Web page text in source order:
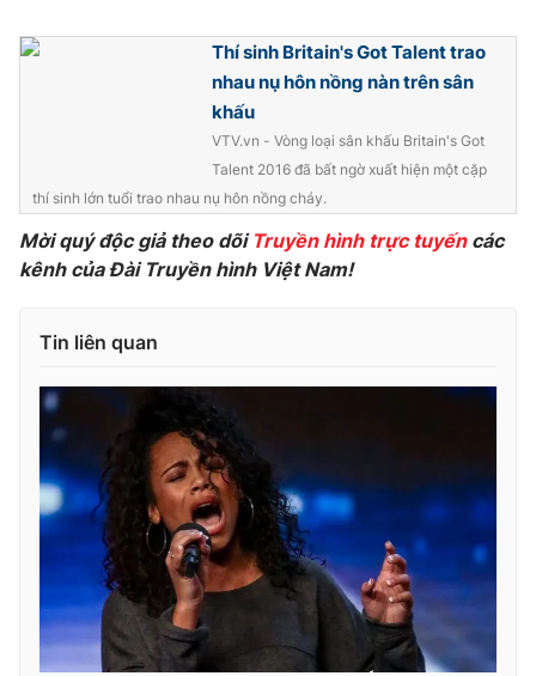
Video Shorts video
VTV Thể thao
Bất động sản
Thị trường 24h Tấm lòng Việt
Liên hệ tòa soạn
THỜI BÁO VTV
Thí sinh Britain's Got Talent trao
nhau nụ hôn nồng nàn trên sân
khấu
VTV.vn - Vòng loại sân khấu Britain's Got
Talent 2016 đã bất ngờ xuất hiện một cặp
thí sinh lớn tuổi trao nhau nụ hôn nồng cháy.
Mời quý độc giả theo dõi Truyền hình trực tuyếncác
kênh của Đài Truyền hình Việt Nam!
Tin liên quan